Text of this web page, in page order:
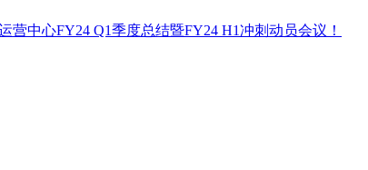
营中心FY24 Q1季度总结暨FY24 H1冲刺动员会议！